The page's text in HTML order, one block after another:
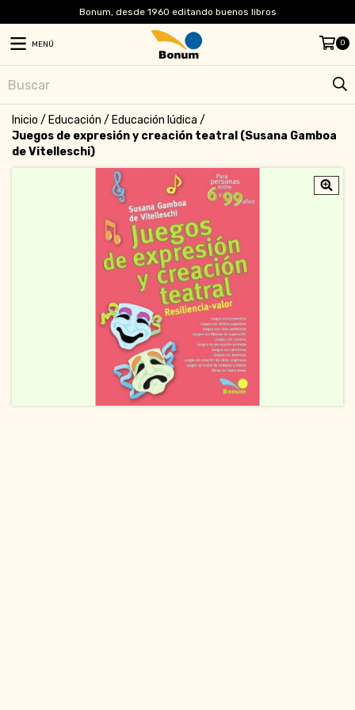
Bonum, desde 1960 editando buenos libros
MENÚ 0
Inicio / Educación / Educación lúdica /
Juegos de expresión y creación teatral (Susana Gamboa
de Vitelleschi)